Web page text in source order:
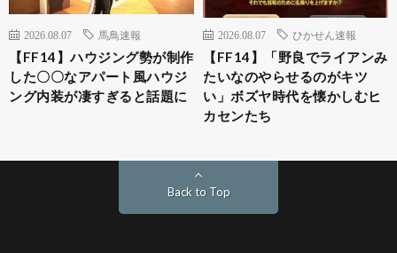
2026.08.07 馬鳥速報
【FF14】ハウジング勢が制作
した〇〇なアパート風ハウジ
ング内装が凄すぎると話題に
2026.08.07 ひかせん速報
【FF14】「野良でライアンみ
たいなのやらせるのがキツ
い」ボズヤ時代を懐かしむヒ
カセンたち
Back to Top